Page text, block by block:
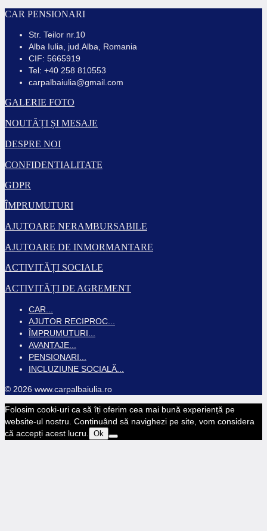
CAR PENSIONARI
Str. Teilor nr.10
Alba Iulia, jud.Alba, Romania
CIF: 5665919
Tel: +40 258 810553
carpalbaiulia@gmail.com
GALERIE FOTO
NOUTĂȚI ȘI MESAJE
DESPRE NOI
CONFIDENTIALITATE
GDPR
ÎMPRUMUTURI
AJUTOARE NERAMBURSABILE
AJUTOARE DE INMORMANTARE
ACTIVITĂȚI SOCIALE
ACTIVITĂȚI DE AGREMENT
CAR...
AJUTOR RECIPROC...
ÎMPRUMUTURI...
AVANTAJE...
PENSIONARI...
INCLUZIUNE SOCIALĂ...
© 2026 www.carpalbaiulia.ro
Folosim cooki-uri ca să îți oferim cea mai bună experiență pe
website-ul nostru. Continuând să navighezi pe site, vom considera
că accepți acest lucru. Ok